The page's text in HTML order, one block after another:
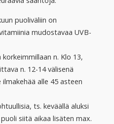
puoliväliin on
mudostavaa UVB-
n. Klo 13,
n. 12-14 välisenä
ilmakehää alle 45 asteen
ts. keväällä aluksi
siitä aikaa lisäten max.